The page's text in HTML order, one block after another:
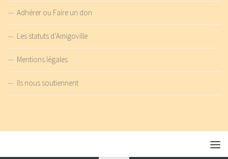
Adhérer ou Faire un don
Les statuts d’Amigoville
Mentions légales
Ils nous soutiennent